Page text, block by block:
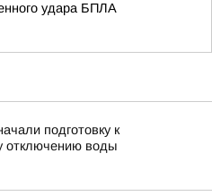
удара БПЛА
подготовку к
отключению воды